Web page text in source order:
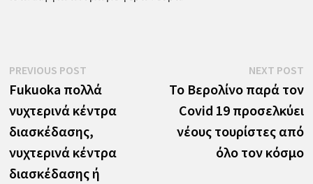
Πλοήγηση
άρθρων
PREVIOUS POSTPrevious
post:
Fukuoka πολλά
νυχτερινά κέντρα
διασκέδασης,
νυχτερινά κέντρα
διασκέδασης ή
NEXT POST
Το Βερολίνο παρά τον
Covid 19 προσελκύει
νέους τουρίστες από
όλο τον κόσμο